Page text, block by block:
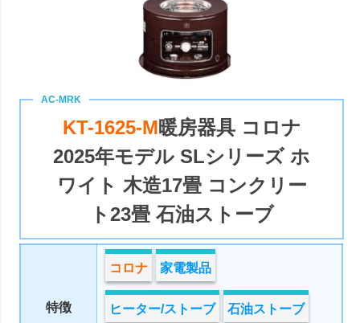
KT-1625-M暖房器具 コロナ
2025年モデル SLシリーズ ホ
ワイト 木造17畳 コンクリー
ト23畳 石油ストーブ
特徴
コロナ 家電製品
ヒーター/ストーブ 石油ストーブ